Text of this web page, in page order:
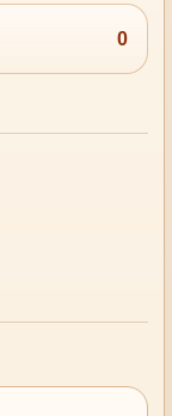
0